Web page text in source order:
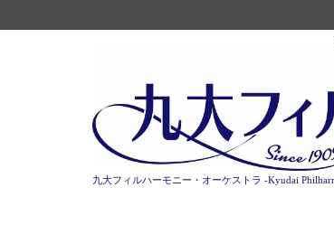
九大フィルハーモニー・オーケストラ -Kyudai